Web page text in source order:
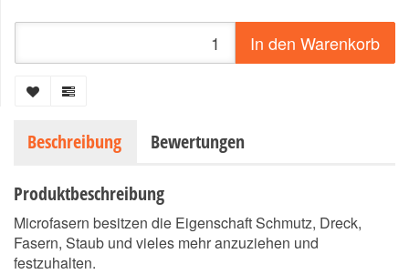
In den Warenkorb
Beschreibung Bewertungen
Produktbeschreibung
Microfasern besitzen die Eigenschaft Schmutz, Dreck,
Fasern, Staub und vieles mehr anzuziehen und
festzuhalten.